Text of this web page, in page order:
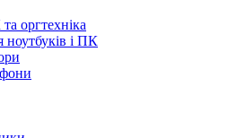
оргтехніка
ноутбуків і ПК